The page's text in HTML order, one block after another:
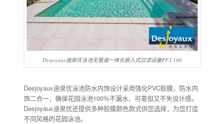
Desjoyaux迪泉优泳池无管道一体化嵌入式过滤设备PF.I 180
Desjoyaux迪泉优泳池防水内饰设计采用强化PVC胶膜，防水内
饰二合一，确保花园泳池100％不漏水，可靠但又不失设计感。
Desjoyaux迪泉优还提供多种胶膜颜色款式供您选择，为您打造
不同风格的花园泳池。